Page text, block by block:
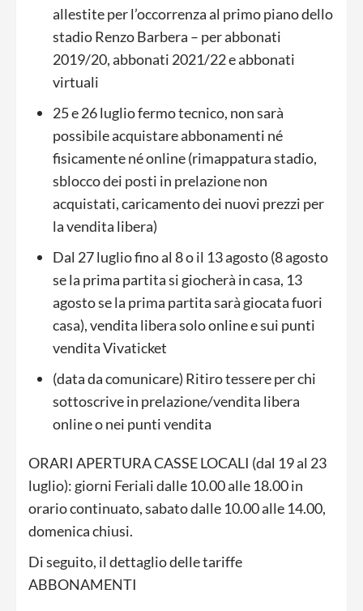
allestite per l’occorrenza al primo piano dello
stadio Renzo Barbera – per abbonati
2019/20, abbonati 2021/22 e abbonati
virtuali
25 e 26 luglio fermo tecnico, non sarà
possibile acquistare abbonamenti né
fisicamente né online (rimappatura stadio,
sblocco dei posti in prelazione non
acquistati, caricamento dei nuovi prezzi per
la vendita libera)
Dal 27 luglio fino al 8 o il 13 agosto (8 agosto
se la prima partita si giocherà in casa, 13
agosto se la prima partita sarà giocata fuori
casa), vendita libera solo online e sui punti
vendita Vivaticket
(data da comunicare) Ritiro tessere per chi
sottoscrive in prelazione/vendita libera
online o nei punti vendita
ORARI APERTURA CASSE LOCALI (dal 19 al 23
luglio): giorni Feriali dalle 10.00 alle 18.00 in
orario continuato, sabato dalle 10.00 alle 14.00,
domenica chiusi.
Di seguito, il dettaglio delle tariffe
ABBONAMENTI